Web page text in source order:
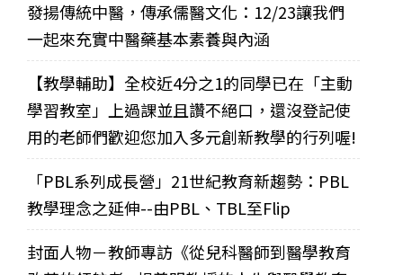
發揚傳統中醫，傳承儒醫文化：12/23讓我們
一起來充實中醫藥基本素養與內涵
【教學輔助】全校近4分之1的同學已在「主動
學習教室」上過課並且讚不絕口，還沒登記使
用的老師們歡迎您加入多元創新教學的行列喔!
「PBL系列成長營」21世紀教育新趨勢：PBL
教學理念之延伸--由PBL、TBL至Flip
封面人物－教師專訪《從兒科醫師到醫學教育